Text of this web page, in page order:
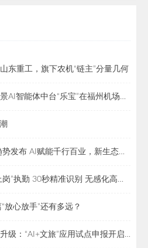
东重工，旗下农机“链主”分量几何
智能体中台“乐宝”在福州机场上线
布 AI赋能千行百业，新生态加速形成
执勤 30秒精准识别 无感化高效查控
放心放手”还有多远？
“AI+文旅”应用试点申报开启产业新变革